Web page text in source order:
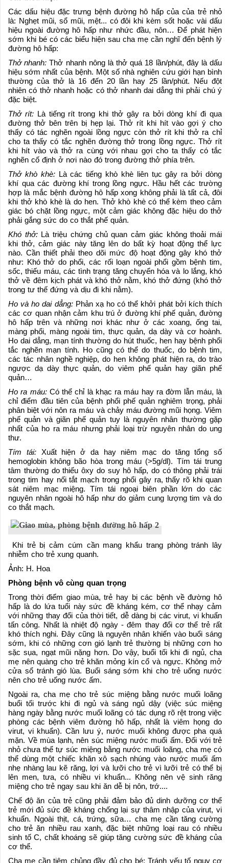
Các dấu hiệu đặc trưng bệnh đường hô hấp của của trẻ nhỏ
là: Nghẹt mũi, sổ mũi, mệt... có đôi khi kèm sốt hoặc vài dấu
hiệu ngoài đường hô hấp như nhức đầu, nôn… Để phát hiện
sớm khi bé có các biểu hiện sau cha mẹ cần nghĩ đến bệnh lý
đường hô hấp:
Thở nhanh: Thở nhanh nông là thở quá 18 lần/phút, đây là dấu
hiệu sớm nhất của bệnh. Một số nhà nghiên cứu giới hạn bình
thường của thở là 16 đến 20 lần hay 25 lần/phút. Nếu đột
nhiên có thở nhanh hoặc có thở nhanh dai dẳng thì phải chú ý
đặc biệt.
Thở rít: Là tiếng rít trong khi thở gây ra bởi dòng khí đi qua
đường thở bên trên bị hẹp lại. Thở rít khi hít vào gợi ý cho
thấy có tác nghẽn ngoài lồng ngực còn thở rít khi thở ra chỉ
cho ta thấy có tắc nghẽn đường thở trong lồng ngực. Thở rít
khi hít vào và thở ra cùng với nhau gợi cho ta thấy có tắc
nghẽn cố định ở nơi nào đó trong đường thở phía trên.
Thở khò khè:Là các tiếng khò khè liên tục gây ra bởi dòng
khí qua các đường khí trong lồng ngực. Hầu hết các trường
hợp là mắc bệnh đường hô hấp xong không phải là tất cả, đôi
khi thở khò khè là do hen. Thở khò khè có thể kèm theo cảm
giác bó chặt lồng ngực, một cảm giác không đặc hiệu do thở
phải gắng sức do co thắt phế quản.
Khó thở: Là triệu chứng chủ quan cảm giác không thoải mái
khi thở, cảm giác này tăng lên do bất kỳ hoạt động thể lực
nào. Cần thiết phải theo dõi mức độ hoạt động gây khó thở
như: Khó thở do phổi, các rối loạn ngoài phổi gồm bệnh tim,
sốc, thiếu máu, các tình trạng tăng chuyển hóa và lo lắng, khó
thở về đêm kịch phát và khó thở nằm, khó thở đứng (khó thở
trong tư thế đứng và dịu đi khi nằm).
Ho và ho dai dẳng: Phản xạ ho có thể khởi phát bởi kích thích
các cơ quan nhận cảm khu trú ở đường khí phế quản, đường
hô hấp trên và những nơi khác như ở các xoang, ống tai,
màng phổi, màng ngoài tim, thực quản, dạ dày và cơ hoành.
Ho dai dẳng, mạn tính thường do hút thuốc, hen hay bệnh phổi
tắc nghẽn mạn tính. Ho cũng có thể do thuốc, do bệnh tim,
các tác nhân nghề nghiệp, do hen không phát hiện ra, do trào
ngược dạ dày thực quản, do viêm phế quản hay giãn phế
quản…
Ho ra máu: Có thể chỉ là khạc ra máu hay ra đờm lẫn máu, là
chỉ điểm đầu tiên của bệnh phổi phế quản nghiêm trọng, phải
phân biệt với nôn ra máu và chảy máu đường mũi họng. Viêm
phế quản và giãn phế quản tuy là nguyên nhân thường gặp
nhất của ho ra máu nhưng phải loại trừ nguyên nhân do ung
thư.
Tím tái:Xuất hiện ở da hay niêm mạc do tăng tổng số
hemoglobin không bão hòa trong máu (>5g/dl). Tím tái trung
tâm thường do thiếu ôxy do suy hô hấp, do có thông phải trái
trong tim hay nối tắt mạch trong phổi gây ra, thấy rõ khi quan
sát niêm mạc miệng. Tím tái ngoại biên phần lớn do các
nguyên nhân ngoài hô hấp như do giảm cung lượng tim và do
co thắt mạch.
Khi trẻ bị cảm cúm cần mang khẩu trang phòng tránh lây
nhiễm cho trẻ xung quanh.
Ảnh: H. Hoa
Phòng bệnh vô cùng quan trọng
Trong thời điểm giao mùa, trẻ hay bị các bệnh về đường hô
hấp là do lứa tuổi này sức đề kháng kém, cơ thể nhạy cảm
với những thay đổi của thời tiết, dễ dàng bị các virut, vi khuẩn
tấn công. Nhất là nhiệt độ ngày - đêm thay đổi cơ thể trẻ rất
khó thích nghi. Đây cũng là nguyên nhân khiến vào buổi sáng
sớm, khi có những cơn gió lạnh trẻ thường bị những cơn ho
sặc sụa, ngạt mũi nặng hơn. Do vậy, buổi tối khi đi ngủ, cha
mẹ nên quàng cho trẻ khăn mỏng kín cổ và ngực. Không mở
cửa sổ tránh gió lùa. Buổi sáng sớm khi cho trẻ uống nước
nên cho trẻ uống nước ấm.
Ngoài ra, cha mẹ cho trẻ súc miệng bằng nước muối loãng
buổi tối trước khi đi ngủ và sáng ngủ dậy (việc súc miệng
hàng ngày bằng nước muối loãng có tác dụng rõ rệt trong việc
phòng các bệnh viêm đường hô hấp, nhất là viêm họng do
virut, vi khuẩn). Cần lưu ý, nước muối không được pha quá
mặn. Về mùa lạnh, nên súc miệng nước muối ấm. Đối với trẻ
nhỏ chưa thể tự súc miệng bằng nước muối loãng, cha mẹ có
thể dùng một chiếc khăn xô sạch nhúng vào nước muối ấm
nhẹ nhàng lau kẽ răng, lợi và lưỡi cho trẻ vì lưỡi trẻ có thể bị
lên men, tưa, có nhiều vi khuẩn... Không nên vệ sinh răng
miệng cho trẻ ngay sau khi ăn dễ bị nôn, trớ....
Chế độ ăn của trẻ cũng phải đảm bảo đủ dinh dưỡng cơ thể
trẻ mới đủ sức đề kháng chống lại sự thâm nhập của virut, vi
khuẩn. Ngoài thịt, cá, trứng, sữa… cha mẹ cần tăng cường
cho trẻ ăn nhiều rau xanh, đặc biệt những loại rau có nhiều
sinh tố C, chất khoáng sẽ giúp tăng cường sức đề kháng của
cơ thể.
Cha mẹ cần tiêm chủng đầy đủ cho bé; Tránh yếu tố nguy cơ